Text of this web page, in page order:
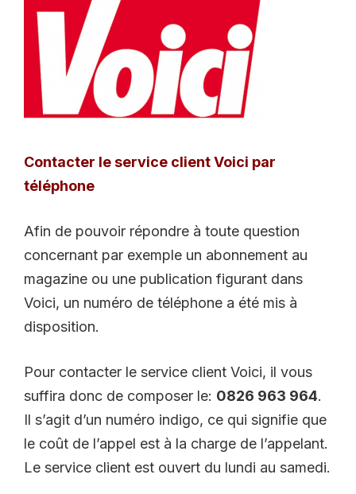
Contacter le service client Voici par
téléphone
Afin de pouvoir répondre à toute question
concernant par exemple un abonnement au
magazine ou une publication figurant dans
Voici, un numéro de téléphone a été mis à
disposition.
Pour contacter le service client Voici, il vous
suffira donc de composer le: 0826 963 964.
Il s’agit d’un numéro indigo, ce qui signifie que
le coût de l’appel est à la charge de l’appelant.
Le service client est ouvert du lundi au samedi.